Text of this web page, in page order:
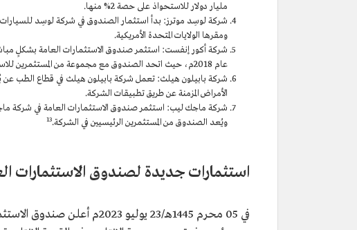
مليار دولار للاستحواذ على حصة 2% منها.
ومقرها الولايات المتحدة الأمريكية.
شركة أكور إنفست: استثمر صندوق الاستثمارات العامة بشكلٍ
عام 2018م، حيث اتحد الصندوق مع مجموعة من المستثمرين للاستحواذ على حصة 55% من الشركة.
شركة بابيلون هيلث: تعمل شركة بابيلون هيلث في قطاع الطب
الأمراض المزمنة عن طريق تطبيقات الشركة.
شركة ماجك ليب: استثمر صندوق الاستثمارات العامة في شركة
ويُعد الصندوق من المستثمرين الرئيسيين في الشركة.13
استثمارات جديدة لصندوق الاستثمارات
في 05 محرم 1445هـ/23 يوليو